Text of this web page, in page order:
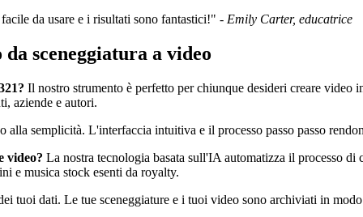
da usare e i risultati sono fantastici!" - Emily Carter, educatrice
sceneggiatura a video
Il nostro strumento è perfetto per chiunque desideri creare video
aziende e autori.
alla semplicità. L'interfaccia intuitiva e il processo passo passo
video? La nostra tecnologia basata sull'IA automatizza il processo
e musica stock esenti da royalty.
tuoi dati. Le tue sceneggiature e i tuoi video sono archiviati in